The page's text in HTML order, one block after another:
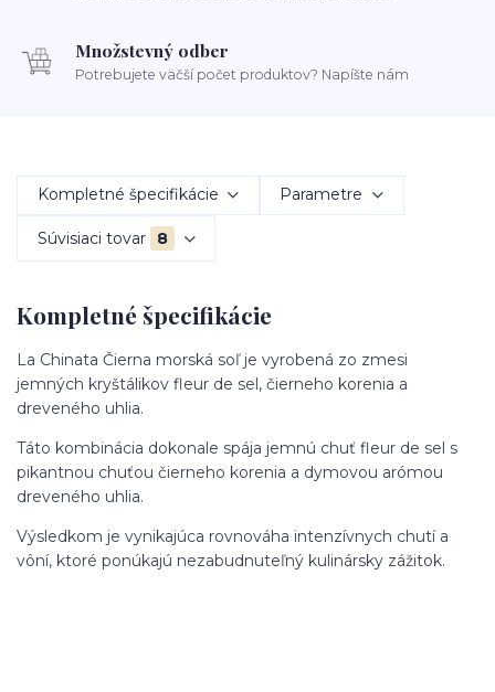
Množstevný odber
Potrebujete väčší počet produktov? Napíšte nám
Kompletné špecifikácie Parametre
Súvisiaci tovar 8
Kompletné špecifikácie
La Chinata Čierna morská soľ je vyrobená zo zmesi
jemných kryštálikov fleur de sel, čierneho korenia a
dreveného uhlia.
Táto kombinácia dokonale spája jemnú chuť fleur de sel s
pikantnou chuťou čierneho korenia a dymovou arómou
dreveného uhlia.
Výsledkom je vynikajúca rovnováha intenzívnych chutí a
vôní, ktoré ponúkajú nezabudnuteľný kulinársky zážitok.